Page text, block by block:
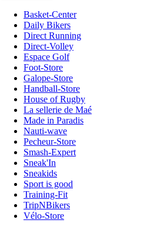
Basket-Center
Daily Bikers
Direct Running
Direct-Volley
Espace Golf
Foot-Store
Galope-Store
Handball-Store
House of Rugby
La sellerie de Maé
Made in Paradis
Nauti-wave
Pecheur-Store
Smash-Expert
Sneak'In
Sneakids
Sport is good
Training-Fit
TripNBikers
Vélo-Store